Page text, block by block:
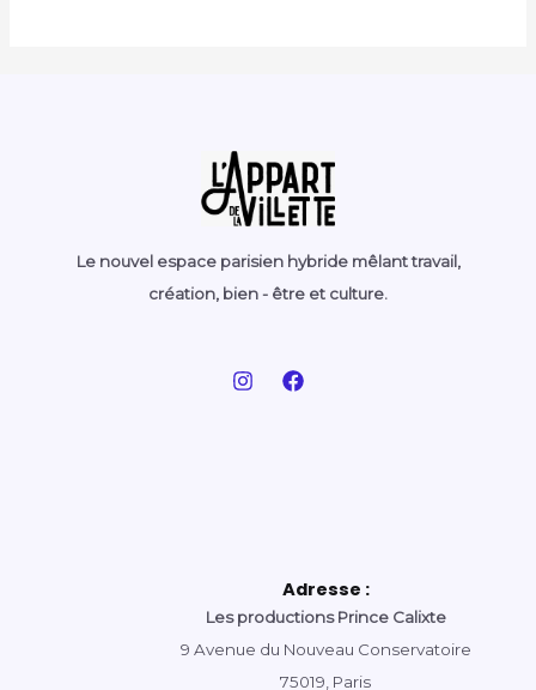
Le nouvel espace parisien hybride mêlant travail,
création, bien - être et culture.
Adresse :
Les productions Prince Calixte
9 Avenue du Nouveau Conservatoire
75019, Paris